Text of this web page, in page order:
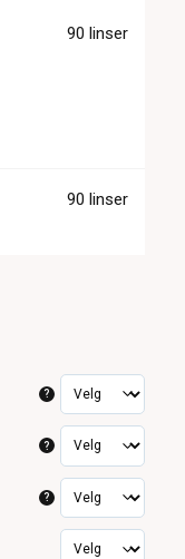
90 linser
90 linser
?
?
?